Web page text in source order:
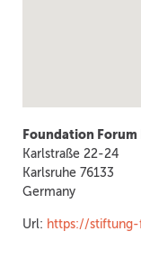
Karlstraße 22-24
Karlsruhe 76133
Germany
Url: https://